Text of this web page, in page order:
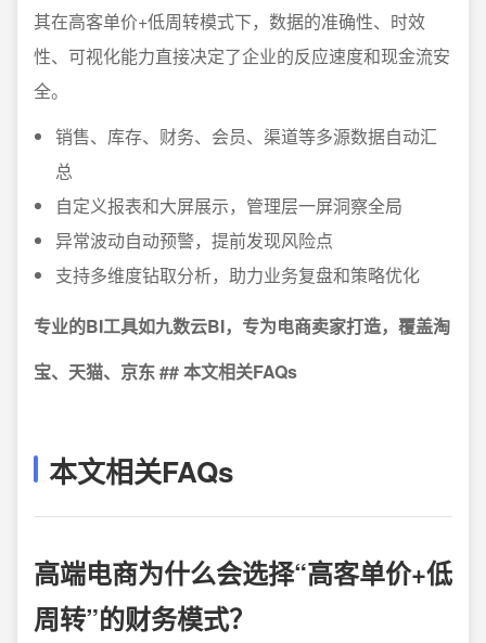
其在高客单价+低周转模式下，数据的准确性、时效
性、可视化能力直接决定了企业的反应速度和现金流安
全。
销售、库存、财务、会员、渠道等多源数据自动汇
总
自定义报表和大屏展示，管理层一屏洞察全局
异常波动自动预警，提前发现风险点
支持多维度钻取分析，助力业务复盘和策略优化
专业的BI工具如九数云BI，专为电商卖家打造，覆盖淘
宝、天猫、京东 ## 本文相关FAQs
本文相关FAQs
高端电商为什么会选择“高客单价+低
周转”的财务模式？